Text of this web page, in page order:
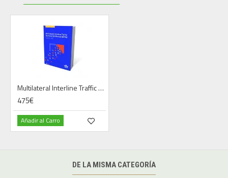
Multilateral Interline Traffic Agreements (MITA)
475€
Añadir al Carro
DE LA MISMA CATEGORÍA